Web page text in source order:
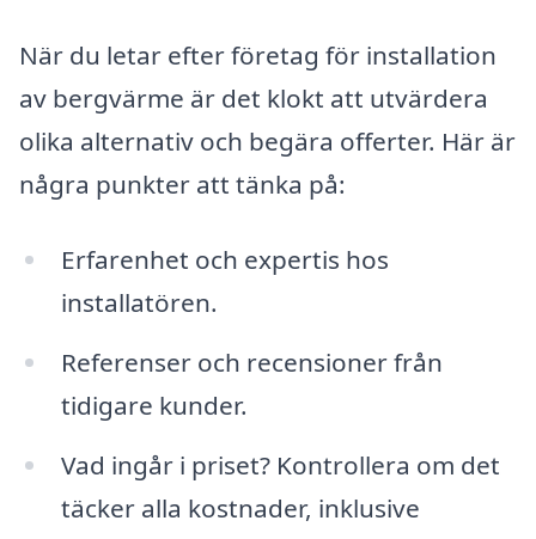
När du letar efter företag för installation
av bergvärme är det klokt att utvärdera
olika alternativ och begära offerter. Här är
några punkter att tänka på:
Erfarenhet och expertis hos
installatören.
Referenser och recensioner från
tidigare kunder.
Vad ingår i priset? Kontrollera om det
täcker alla kostnader, inklusive